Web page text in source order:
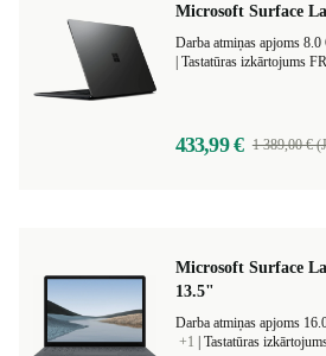
Microsoft Surface
Darba atmiņas apjoms 8.0
Tastatūras izkārtojums
433,99 € 1 389,00 €
Microsoft Surface
13.5"
+1
Tastatūras